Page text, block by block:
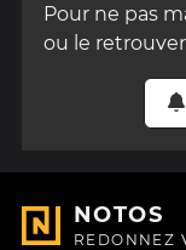
Pour ne pas
ou le
NOTOS
REDONNEZ